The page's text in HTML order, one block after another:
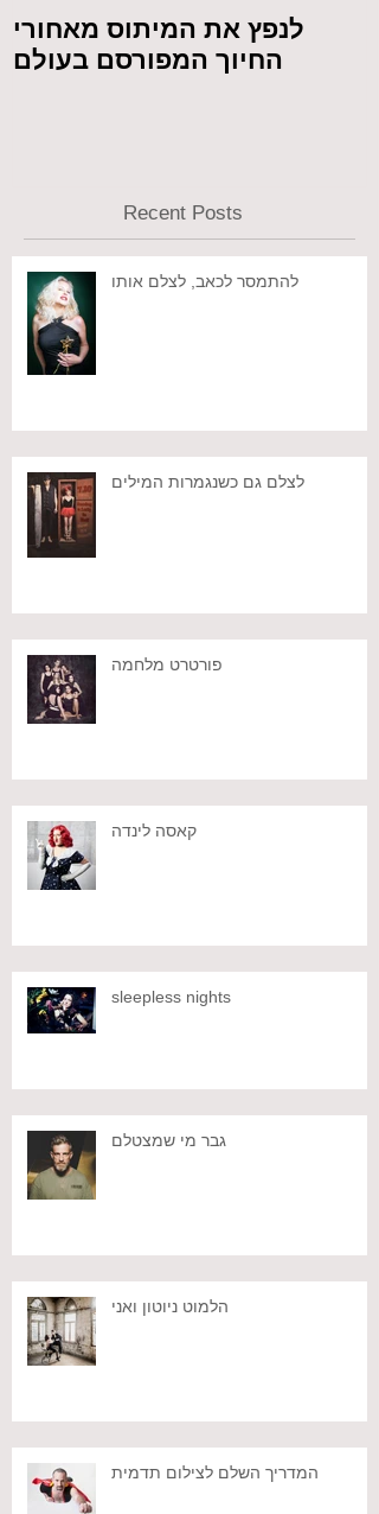
לנפץ את המיתוס מאחורי
החיוך המפורסם בעולם
Recent Posts
להתמסר לכאב, לצלם אותו
לצלם גם כשנגמרות המילים
פורטרט מלחמה
קאסה לינדה
sleepless nights
גבר מי שמצטלם
הלמוט ניוטון ואני
המדריך השלם לצילום תדמית